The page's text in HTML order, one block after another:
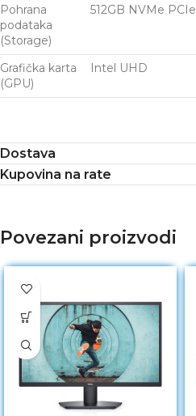
Pohrana
podataka
(Storage)
512GB NVMe PCIe
Grafička karta
(GPU)
Intel UHD
Dostava
Kupovina na rate
Povezani proizvodi